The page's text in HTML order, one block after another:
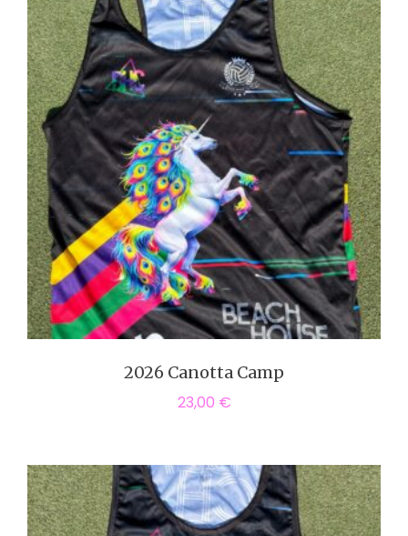
2026 Canotta Camp
23,00 €